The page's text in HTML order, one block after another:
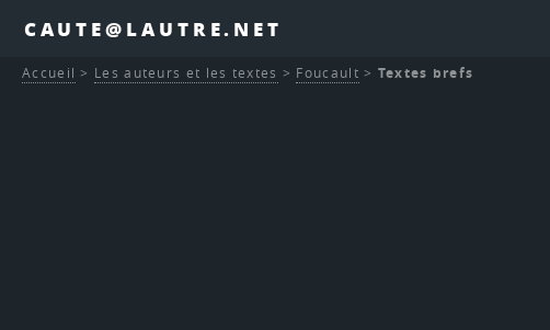
CAUTE@LAUTRE.NET
Accueil > Les auteurs et les textes > Foucault > Textes brefs